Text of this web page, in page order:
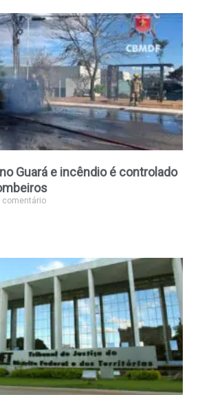
Guará e incêndio é controlado
comentário